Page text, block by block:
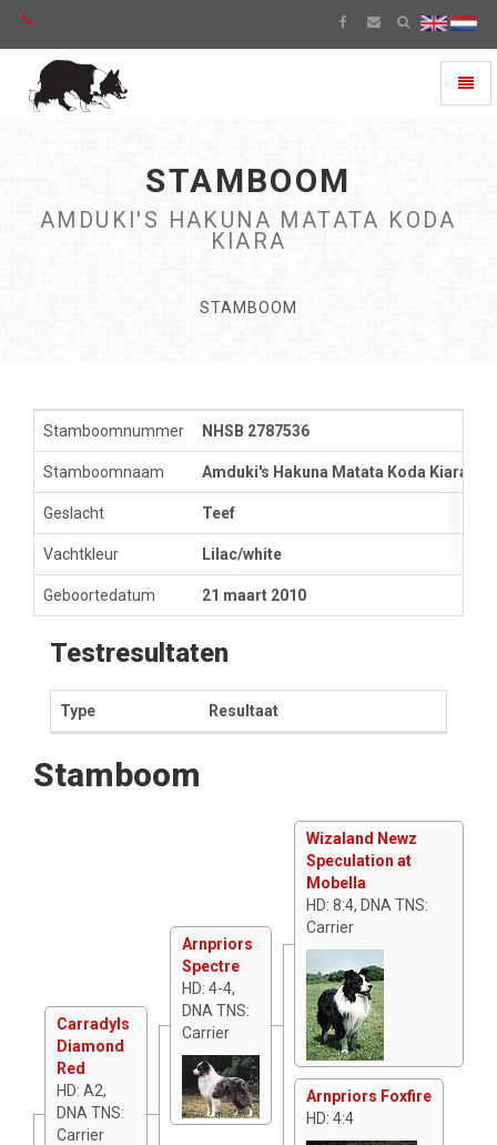
STAMBOOM
AMDUKI'S HAKUNA MATATA KODA
KIARA
STAMBOOM
Stamboomnummer NHSB 2787536
Stamboomnaam Amduki's Hakuna Matata Koda Kiara
Geslacht Teef
Vachtkleur Lilac/white
Geboortedatum 21 maart 2010
Testresultaten
Type Resultaat
Stamboom
Carradyls
Diamond
Red
HD: A2,
DNA TNS:
Carrier
Arnpriors
Spectre
HD: 4-4,
DNA TNS:
Carrier
Wizaland Newz
Speculation at
Mobella
HD: 8:4, DNA TNS:
Carrier
Arnpriors Foxfire
HD: 4:4